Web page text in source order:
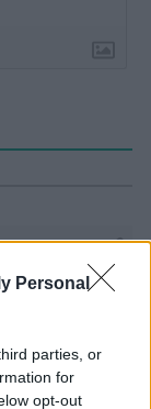
Personal
parties, or
for
opt-out